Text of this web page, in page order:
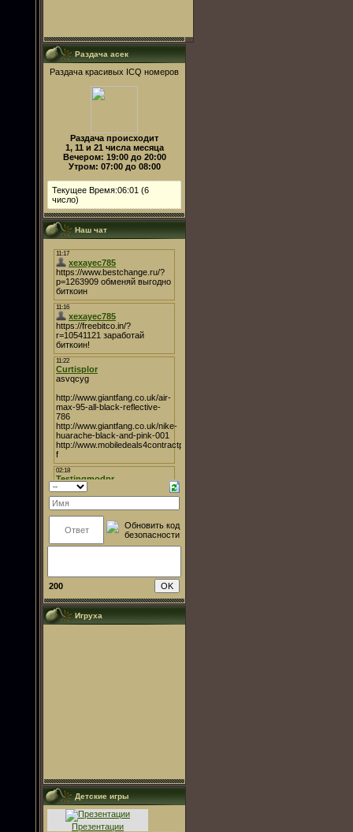
Раздача асек
Раздача красивых ICQ номеров
Раздача происходит
1, 11 и 21 числа месяца
Вечером: 19:00 до 20:00
Утром: 07:00 до 08:00
Текущее Время:06:01 (6
число)
Наш чат
200
Игруха
Детские игры
Презентации